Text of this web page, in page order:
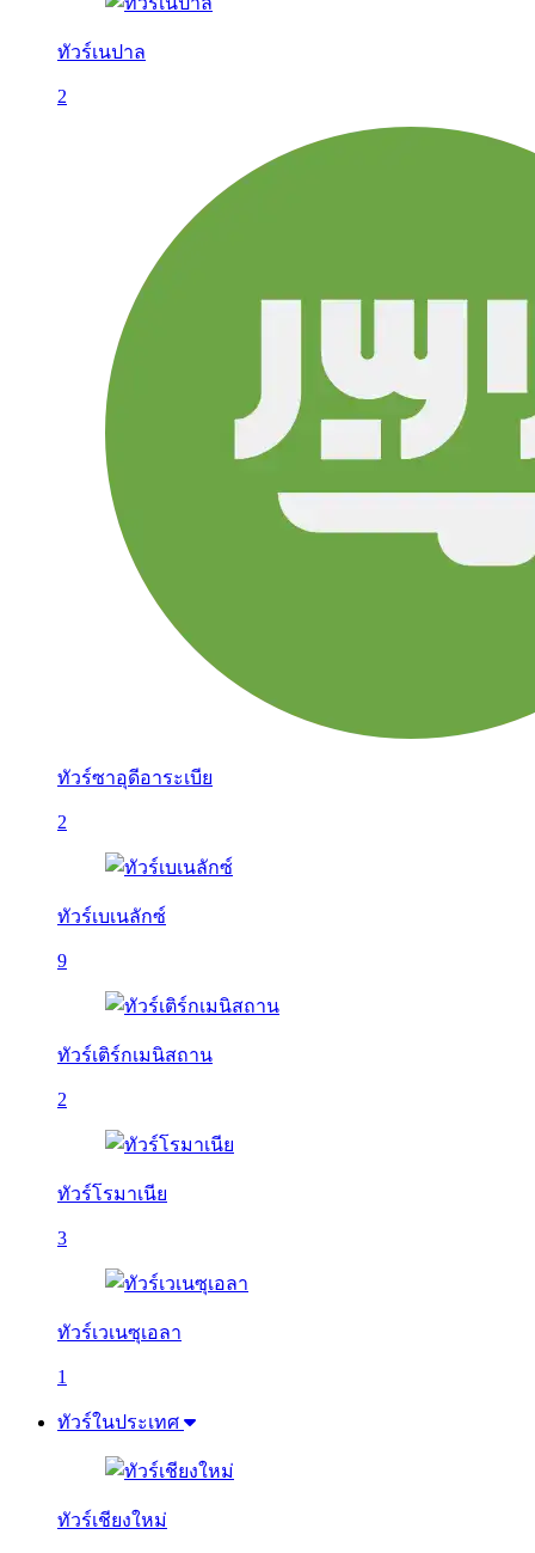
ทัวร์เนปาล
2
ทัวร์ซาอุดีอาระเบีย
2
ทัวร์เบเนลักซ์
9
ทัวร์เติร์กเมนิสถาน
2
ทัวร์โรมาเนีย
3
ทัวร์เวเนซุเอลา
1
ทัวร์ในประเทศ
ทัวร์เชียงใหม่